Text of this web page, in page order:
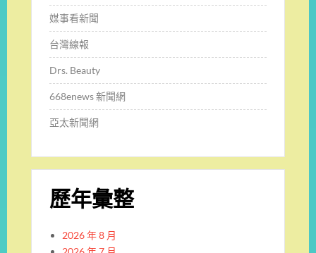
媒事看新聞
台灣線報
Drs. Beauty
668enews 新聞網
亞太新聞網
歷年彙整
2026 年 8 月